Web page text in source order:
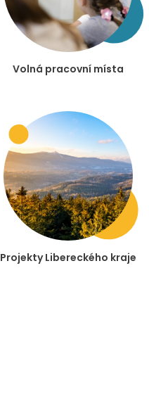
Volná pracovní místa
Projekty Libereckého kraje